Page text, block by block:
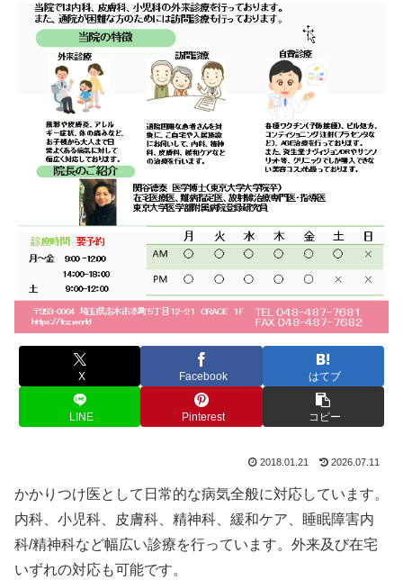
X Facebook はてブ
LINE Pinterest コピー
2018.01.21 2026.07.11
かかりつけ医として日常的な病気全般に対応しています。
内科、小児科、皮膚科、精神科、緩和ケア、睡眠障害内
科/精神科など幅広い診療を行っています。外来及び在宅
いずれの対応も可能です。